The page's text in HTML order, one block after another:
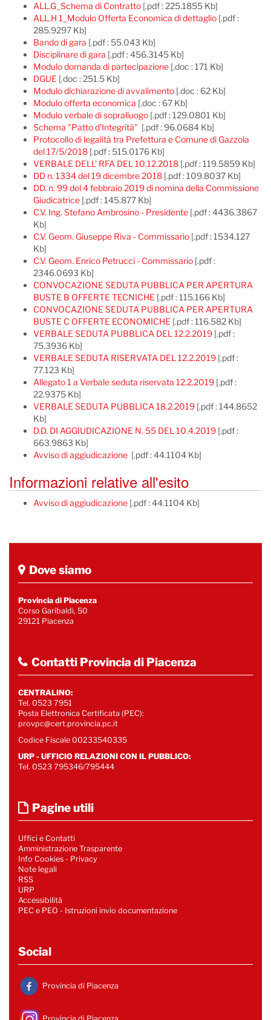
ALL.G_Schema di Contratto [.pdf : 225.1855 Kb]
ALL.H 1_Modulo Offerta Economica di dettaglio [.pdf :
285.9297 Kb]
Bando di gara [.pdf : 55.043 Kb]
Disciplinare di gara [.pdf : 456.3145 Kb]
Modulo domanda di partecipazione [.doc : 171 Kb]
DGUE [.doc : 251.5 Kb]
Modulo dichiarazione di avvalimento [.doc : 62 Kb]
Modulo offerta economica [.doc : 67 Kb]
Modulo verbale di sopralluogo [.pdf : 129.0801 Kb]
Schema "Patto d’Integrità" [.pdf : 96.0684 Kb]
Protocollo di legalità tra Prefettura e Comune di Gazzola
del 17/5/2018 [.pdf : 515.0176 Kb]
VERBALE DELL' RFA DEL 10.12.2018 [.pdf : 119.5859 Kb]
DD n. 1334 del 19 dicembre 2018 [.pdf : 109.8037 Kb]
DD. n. 99 del 4 febbraio 2019 di nomina della Commissione
Giudicatrice [.pdf : 145.877 Kb]
C.V. Ing. Stefano Ambrosino - Presidente [.pdf : 4436.3867
Kb]
C.V. Geom. Giuseppe Riva - Commissario [.pdf : 1534.127
Kb]
C.V. Geom. Enrico Petrucci - Commissario [.pdf :
2346.0693 Kb]
CONVOCAZIONE SEDUTA PUBBLICA PER APERTURA
BUSTE B OFFERTE TECNICHE [.pdf : 115.166 Kb]
CONVOCAZIONE SEDUTA PUBBLICA PER APERTURA
BUSTE C OFFERTE ECONOMICHE [.pdf : 116.582 Kb]
VERBALE SEDUTA PUBBLICA DEL 12.2.2019 [.pdf :
75.3936 Kb]
VERBALE SEDUTA RISERVATA DEL 12.2.2019 [.pdf :
77.123 Kb]
Allegato 1 a Verbale seduta riservata 12.2.2019 [.pdf :
22.9375 Kb]
VERBALE SEDUTA PUBBLICA 18.2.2019 [.pdf : 144.8652
Kb]
D.D. DI AGGIUDICAZIONE N. 55 DEL 10.4.2019 [.pdf :
663.9863 Kb]
Avviso di aggiudicazione [.pdf : 44.1104 Kb]
Informazioni relative all'esito
Avviso di aggiudicazione [.pdf : 44.1104 Kb]
Dove siamo
Provincia di Piacenza
Corso Garibaldi, 50
29121 Piacenza
Contatti Provincia di Piacenza
CENTRALINO:
Tel. 0523 7951
Posta Elettronica Certificata (PEC):
provpc@cert.provincia.pc.it
Codice Fiscale 00233540335
URP - UFFICIO RELAZIONI CON IL PUBBLICO:
Tel. 0523 795346/795444
Pagine utili
Uffici e Contatti
Amministrazione Trasparente
Info Cookies - Privacy
Note legali
RSS
URP
Accessibilità
PEC e PEO - Istruzioni invio documentazione
Social
Provincia di Piacenza